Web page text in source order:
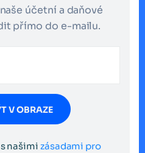
účetní a daňové
přímo do e-mailu.
V OBRAZE
našimi zásadami pro